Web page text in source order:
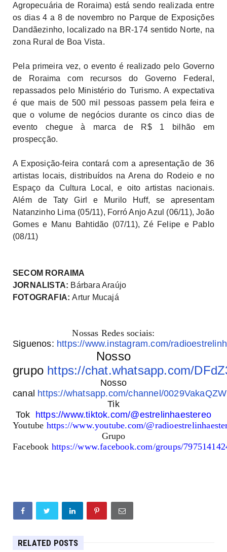
Agropecuária de Roraima) está sendo realizada entre
os dias 4 a 8 de novembro no Parque de Exposições
Dandãezinho, localizado na BR-174 sentido Norte, na
zona Rural de Boa Vista.
Pela primeira vez, o evento é realizado pelo Governo
de Roraima com recursos do Governo Federal,
repassados pelo Ministério do Turismo. A expectativa
é que mais de 500 mil pessoas passem pela feira e
que o volume de negócios durante os cinco dias de
evento chegue à marca de R$ 1 bilhão em
prospecção.
A Exposição-feira contará com a apresentação de 36
artistas locais, distribuídos na Arena do Rodeio e no
Espaço da Cultura Local, e oito artistas nacionais.
Além de Taty Girl e Murilo Huff, se apresentam
Natanzinho Lima (05/11), Forró Anjo Azul (06/11), João
Gomes e Manu Bahtidão (07/11), Zé Felipe e Pablo
(08/11)
SECOM RORAIMA
JORNALISTA: Bárbara Araújo
FOTOGRAFIA: Artur Mucajá
Nossas Redes sociais:
Siguenos: https://www.instagram.com/
Nosso
grupo https://chat.whatsapp.com/
Nosso
canal https://whatsapp.com/channel/
Tik
Tok https://www.tiktok.com/@estrelinhaestereo
Youtube https://www.youtube.com/
Grupo
Facebook https://www.facebook.com/groups/
RELATED POSTS